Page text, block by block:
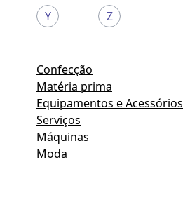
Y
Z
Confecção
Matéria prima
Equipamentos e Acessórios
Serviços
Máquinas
Moda